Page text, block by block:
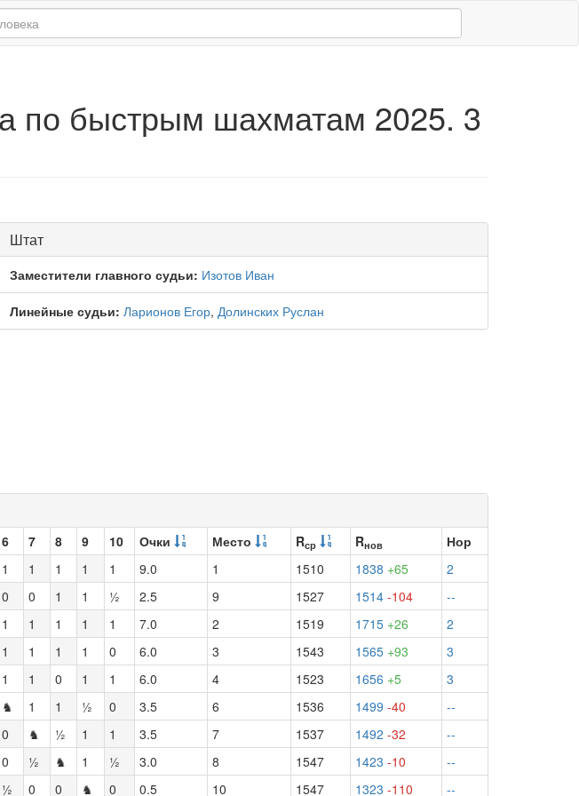
по быстрым шахматам 2025. 3
Штат
Заместители главного судьи: Изотов Иван
Линейные судьи: Ларионов Егор, Долинских Руслан
6 7 8 9 10 Очки Место Rср Rнов
Нор
1 1 1 1 1 9.0 1 1510 1838 +65
2
0 0 1 1 ½ 2.5 9 1527 1514 -104
--
1 1 1 1 1 7.0 2 1519 1715 +26
2
1 1 1 1 0 6.0 3 1543 1565 +93
3
1 1 0 1 1 6.0 4 1523 1656 +5
3
♞ 1 1 ½ 0 3.5 6 1536 1499 -40
--
0 ♞ ½ 1 1 3.5 7 1537 1492 -32
--
0 ½ ♞ 1 ½ 3.0 8 1547 1423 -10
--
½ 0 0 ♞ 0 0.5 10 1547 1323 -110 --